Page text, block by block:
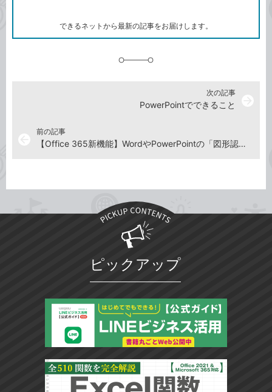
ク
できるネットから最新の記事をお届けします。
前の記事
【Office 365新機能】WordやPowerPointの「図形認識」で手書きの図形をきれいに仕上げる
次の記事
PowerPointでできること
ピックアップ